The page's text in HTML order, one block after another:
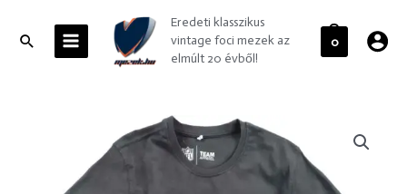
contentSearchMENU
Eredeti klasszikus
vintage foci mezek az
elmúlt 20 évből!
0